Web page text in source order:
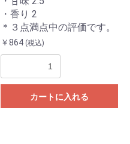
・香り 2
＊３点満点中の評価です。
￥864 (税込)
カートに入れる